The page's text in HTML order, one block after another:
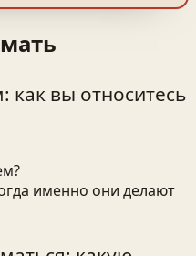
как вы относитесь
именно они делают